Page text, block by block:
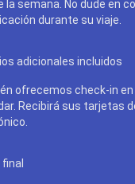
la semana. No dude en
durante su viaje.
adicionales incluidos
ofrecemos check-in
Recibirá sus tarjetas